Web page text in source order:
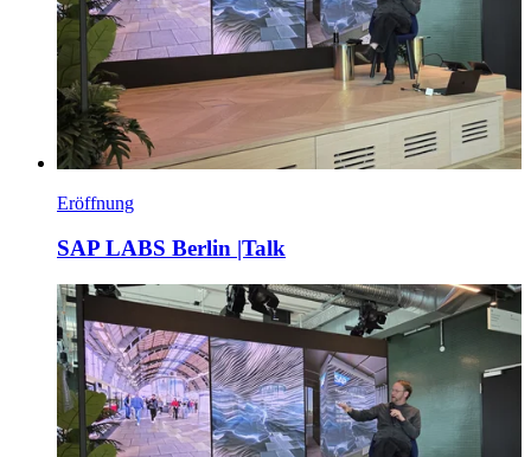
Eröffnung
SAP LABS Berlin |Talk